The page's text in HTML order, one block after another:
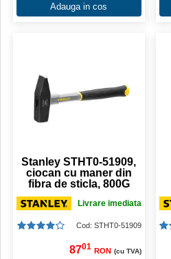
Adauga in cos
Stanley STHT0-51909,
ciocan cu maner din
fibra de sticla, 800G
Livrare imediata
Cod: STHT0-51909
8701 RON (cu TVA)